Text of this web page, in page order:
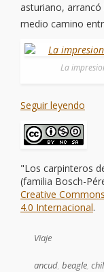
asturiano,
medio camino
La
Seguir leyendo
"Los carpinteros
(familia Bosch-
Creative
4.0 Internacional.
Viaje
ancud, beagle,